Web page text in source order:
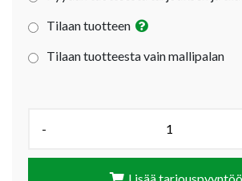
Tilaan tuotteen
Tilaan tuotteesta vain mallipalan
-
Lisää